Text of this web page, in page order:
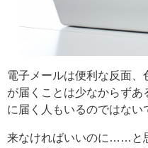
電子メールは便利な反面
が届くことは少なからず
に届く人もいるのではない
来なければいいのに……と